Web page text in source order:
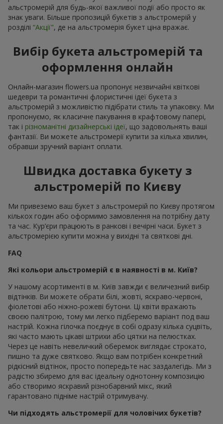
альстромерій для будь-якої важливої події або просто як
знак уваги. Більше пропозицій букетів з альстромерій у
розділі “Акції", де на альстромерія букет ціна вражає.
Вибір букета альстромерій та
оформлення онлайн
Онлайн-магазин flowers.ua пропонує незвичайні квіткові
шедеври та романтичні флористичні ідеї букета з
альстромерій з можливістю підібрати стиль та упаковку. Ми
пропонуємо, як класичне пакування в крафтовому папері,
так і різноманітні дизайнерські ідеї, що задовольнять ваші
фантазії. Ви можете альстромерії купити за кілька хвилин,
обравши зручний варіант оплати.
Швидка доставка букету з
альстромерій по Києву
Ми привеземо ваш букет з альстромерій по Києву протягом
кількох годин або оформимо замовлення на потрібну дату
та час. Кур’єри працюють в ранкові і вечірні часи. Букет з
альстромерією купити можна у вихідні та святкові дні.
FAQ
Які кольори альстромерій є в наявності в м. Київ?
У нашому асортименті в м. Київ завжди є величезний вибір
відтінків. Ви можете обрати білі, жовті, яскраво-червоні,
фіолетові або ніжно-рожеві бутони. Ці квіти вражають
своєю палітрою, тому ми легко підберемо варіант под ваш
настрій. Кожна гілочка поєднує в собі одразу кілька суцвіть,
які часто мають цікаві штрихи або цятки на пелюстках.
Через це навіть невеличкий оберемок виглядає строкато,
пишно та дуже святково. Якщо вам потрібен конкретний
рідкісний відтінок, просто попередьте нас заздалегідь. Ми з
радістю збиремо для вас ідеальну однотонну композицію
або створимо яскравий різнобарвний мікс, який
гарантовано підніме настрій отримувачу.
Чи підходять альстромерії для чоловічих букетів?